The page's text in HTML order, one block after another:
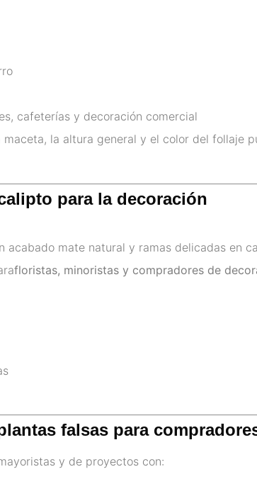
cafeterías y decoración comercial
la altura general y el color del follaje
para la decoración
mate natural y ramas delicadas en
floristas, minoristas y compradores de
falsas para
y de proyectos con: